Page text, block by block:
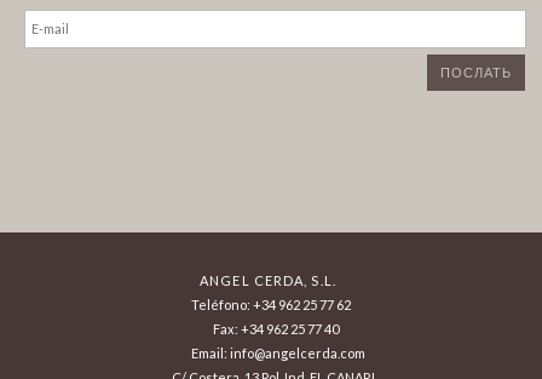
ANGEL CERDA, S.L.
Teléfono: +34 962 25 77 62
Fax: +34 962 25 77 40
Email: info@angelcerda.com